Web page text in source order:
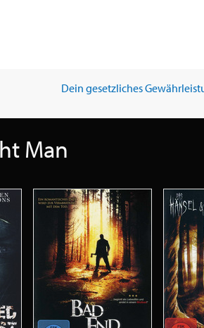
Dein gesetzliches
Man